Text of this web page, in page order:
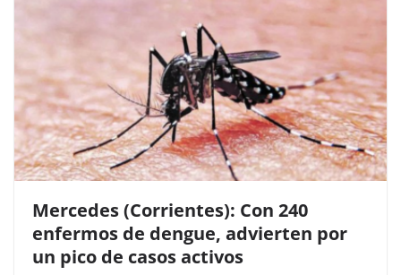
Mercedes (Corrientes): Con 240
enfermos de dengue, advierten por
un pico de casos activos